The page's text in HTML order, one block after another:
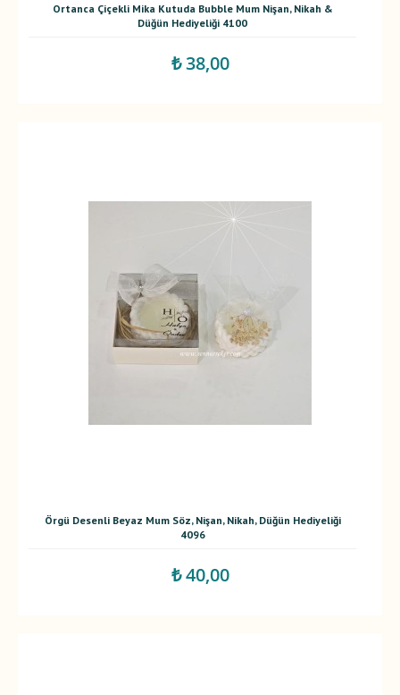
Ortanca Çiçekli Mika Kutuda Bubble Mum Nişan, Nikah &
Düğün Hediyeliği 4100
₺ 38,00
Örgü Desenli Beyaz Mum Söz, Nişan, Nikah, Düğün Hediyeliği
4096
₺ 40,00